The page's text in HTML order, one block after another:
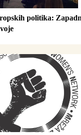
politika: